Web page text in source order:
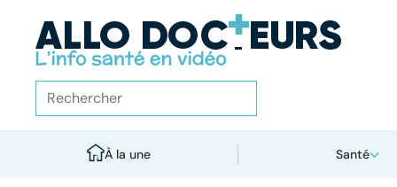
À la une Santé